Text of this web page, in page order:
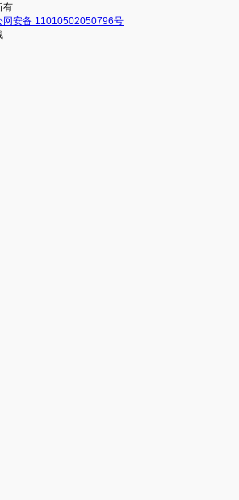
有
网安备 11010502050796号